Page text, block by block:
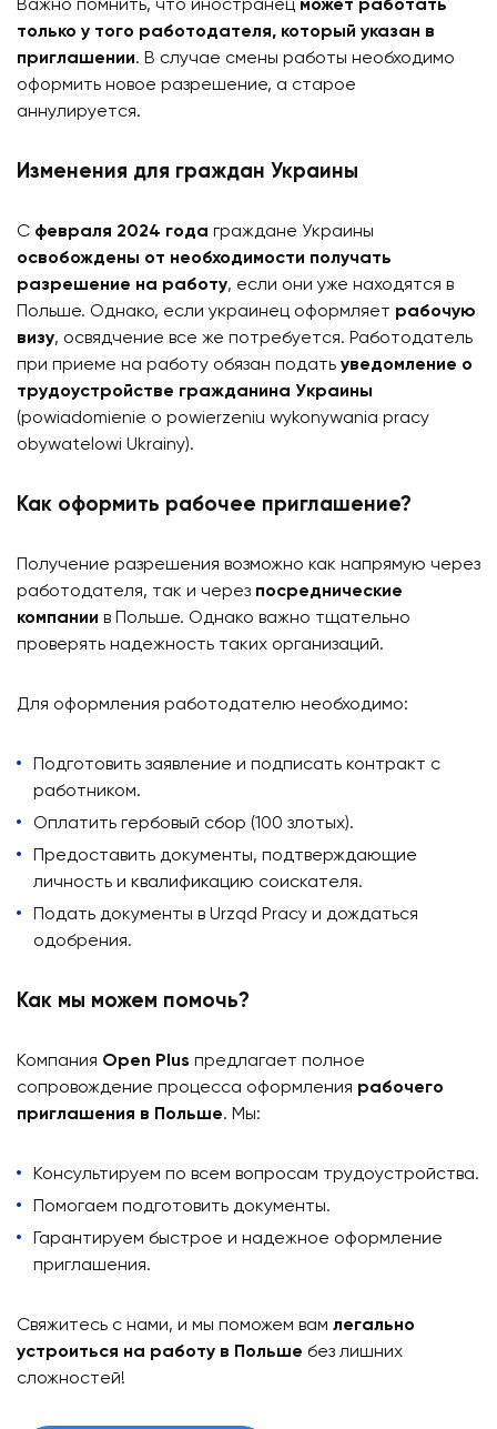
Важно помнить, что иностранец может работать
только у того работодателя, который указан в
приглашении. В случае смены работы необходимо
оформить новое разрешение, а старое
аннулируется.
Изменения для граждан Украины
С февраля 2024 года граждане Украины
освобождены от необходимости получать
разрешение на работу, если они уже находятся в
Польше. Однако, если украинец оформляет рабочую
визу, освядчение все же потребуется. Работодатель
при приеме на работу обязан подать уведомление о
трудоустройстве гражданина Украины
(powiadomienie o powierzeniu wykonywania pracy
obywatelowi Ukrainy).
Как оформить рабочее приглашение?
Получение разрешения возможно как напрямую через
работодателя, так и через посреднические
компании в Польше. Однако важно тщательно
проверять надежность таких организаций.
Для оформления работодателю необходимо:
Подготовить заявление и подписать контракт с
работником.
Оплатить гербовый сбор (100 злотых).
Предоставить документы, подтверждающие
личность и квалификацию соискателя.
Подать документы в Urząd Pracy и дождаться
одобрения.
Как мы можем помочь?
Компания Open Plus предлагает полное
сопровождение процесса оформления рабочего
приглашения в Польше. Мы:
Консультируем по всем вопросам трудоустройства.
Помогаем подготовить документы.
Гарантируем быстрое и надежное оформление
приглашения.
Свяжитесь с нами, и мы поможем вам легально
устроиться на работу в Польше без лишних
сложностей!